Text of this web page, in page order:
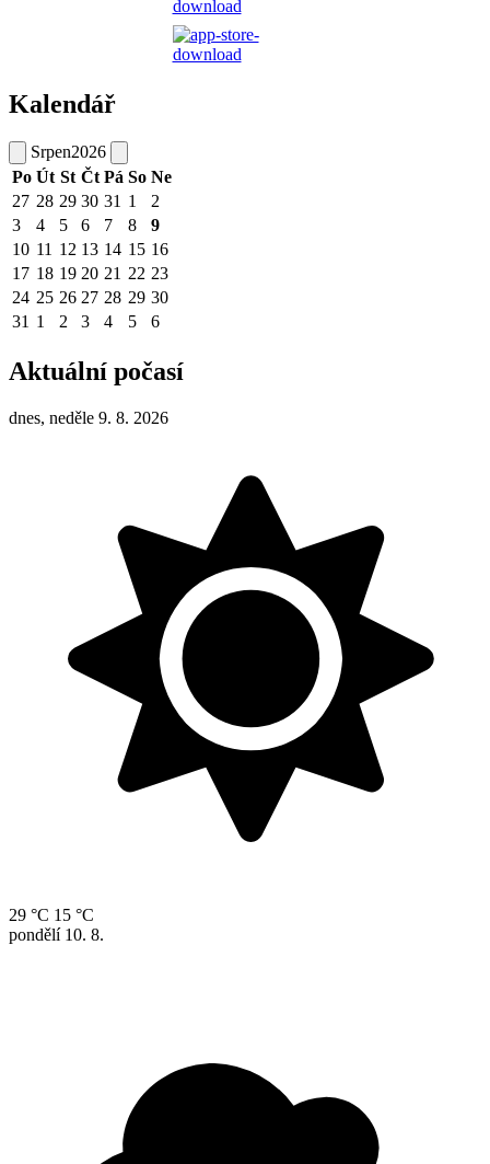
Kalendář
Srpen2026
Po Út St Čt Pá So Ne
27 28 29 30 31 1
2
3
4 5 6 7 8
9
10 11 12 13 14 15 16
17 18 19 20 21 22 23
24 25 26 27 28 29 30
31 1 2 3 4 5 6
Aktuální počasí
dnes, neděle 9. 8. 2026
29 °C 15 °C
pondělí 10. 8.